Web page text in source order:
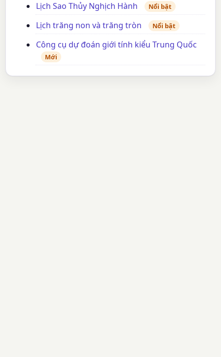
Lịch Sao Thủy Nghịch Hành Nổi bật
Lịch trăng non và trăng tròn Nổi bật
Công cụ dự đoán giới tính kiểu Trung Quốc
Mới